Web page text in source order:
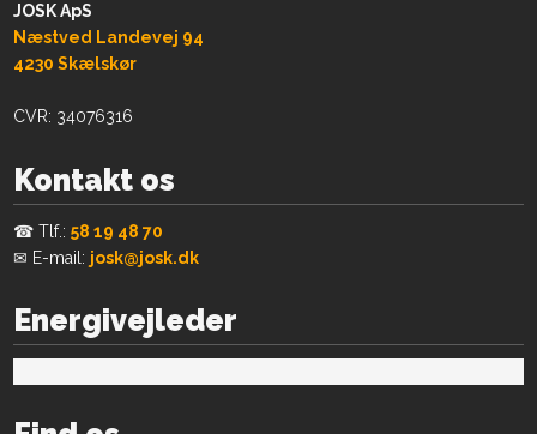
JOSK ApS
Næstved Landevej 94
​4230 Skælskør
CVR: 34076316
Kontakt os
☎ Tlf.: 58 19 48 70
✉ E-mail: josk@josk.dk
Energivejleder